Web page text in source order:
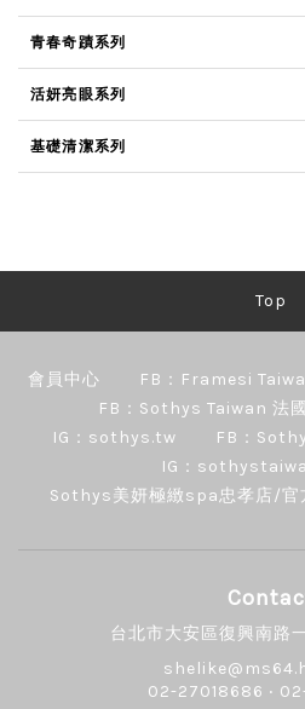
青春奇蹟系列
活妍亮眼系列
基礎清潔系列
Top
會員中心 FB：Framesi
FB：Sothys Taiwan 法
IG：sothys.tw
FB：
IG：
Sothys美妍極緻spa忠孝店/
台北市大安區復興南路
02-27018686 ‧